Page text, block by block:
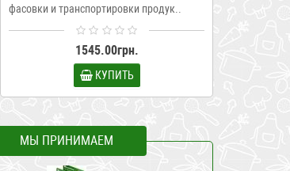
фасовки и транспортировки продук..
1545.00грн.
КУПИТЬ
МЫ ПРИНИМАЕМ